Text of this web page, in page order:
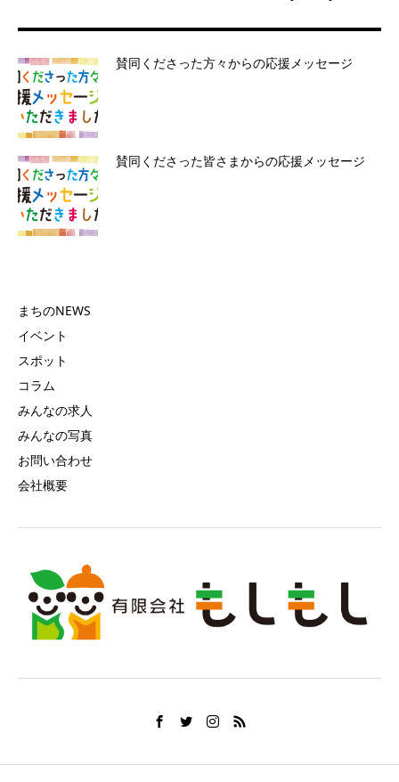
賛同くださった方々からの応援メッセージ
賛同くださった皆さまからの応援メッセージ
まちのNEWS
イベント
スポット
コラム
みんなの求人
みんなの写真
お問い合わせ
会社概要